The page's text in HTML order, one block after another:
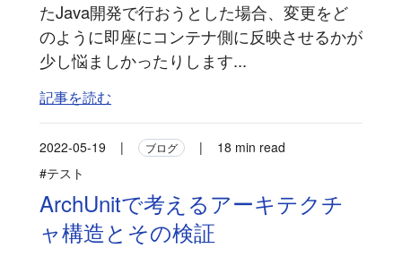
たJava開発で行おうとした場合、変更をど
のように即座にコンテナ側に反映させるかが
少し悩ましかったりします...
記事を読む
2022-05-19 | ブログ |
18 min read
#テスト
ArchUnitで考えるアーキテクチ
ャ構造とその検証